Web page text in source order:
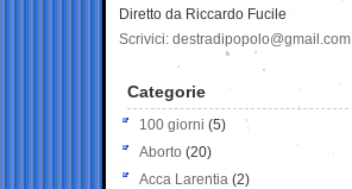
Diretto da Riccardo Fucile
Scrivici: destradipopolo@gmail.com
Categorie
100 giorni (5)
Aborto (20)
Acca Larentia (2)